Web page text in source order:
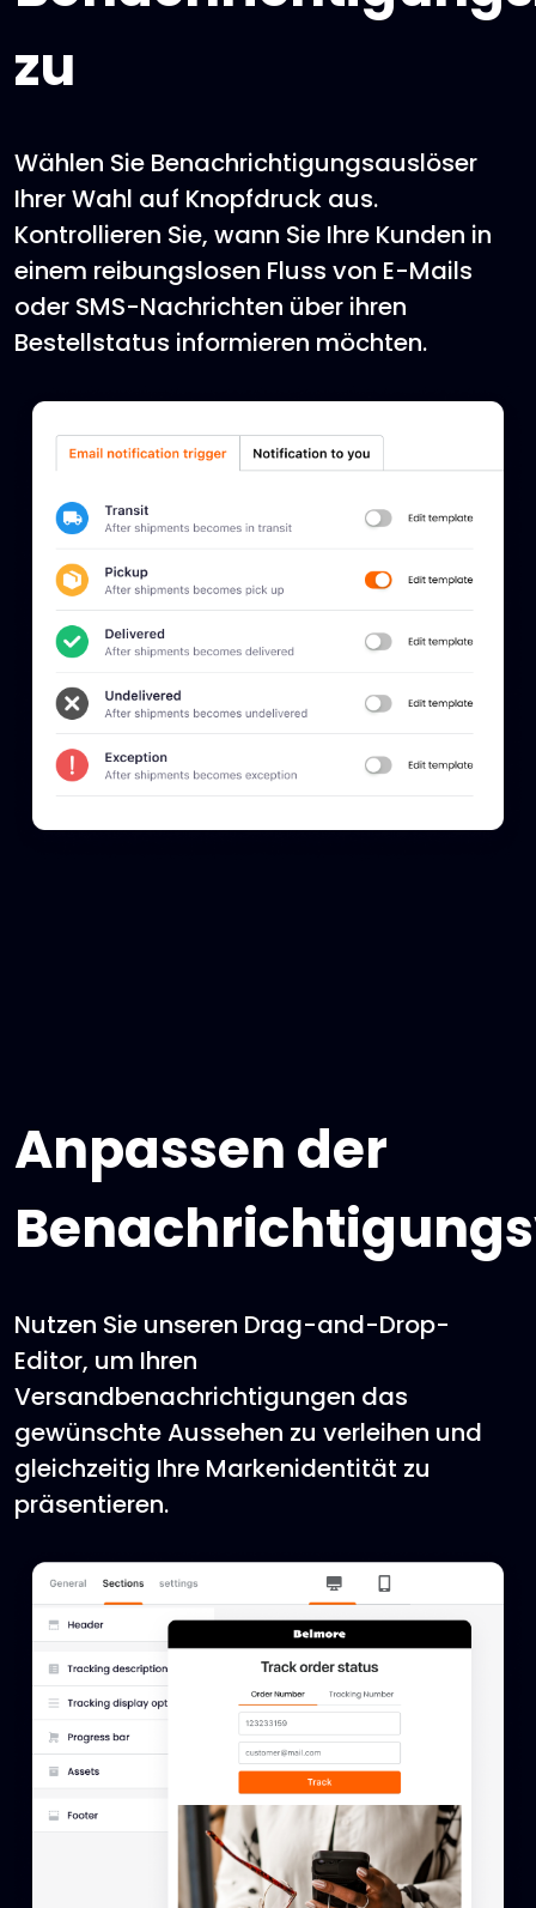
zu
Wählen Sie Benachrichtigungsauslöser
Ihrer Wahl auf Knopfdruck aus.
Kontrollieren Sie, wann Sie Ihre Kunden in
einem reibungslosen Fluss von E-Mails
oder SMS-Nachrichten über ihren
Bestellstatus informieren möchten.
Anpassen der
Nutzen Sie unseren Drag-and-Drop-
Editor, um Ihren
Versandbenachrichtigungen das
gewünschte Aussehen zu verleihen und
gleichzeitig Ihre Markenidentität zu
präsentieren.